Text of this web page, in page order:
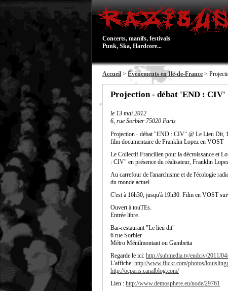
Concerts, manifs, festivals
Punk, Ska, Hardcore...
Accueil > Évènements en Ile-de-France >
Projection - débat 'END : CIV'
le 13 mai 2012
6, rue Sorbier 75020 Paris
Projection - débat "END : CIV" @ Le Lieu Dit,
film documentaire de Franklin Lopez en VOST
Le Collectif Francilien pour la décroissance et
: CIV" en présence du réalisateur, Franklin
Au carrefour de l'anarchisme et de l'écologie
du monde actuel.
C'est à 16h30, jusqu'à 19h30. Film en VOST
Ouvert à touTEs.
Entrée libre.
Bar-restaurant "Le lieu dit"
6 rue Sorbier
Métro Ménilmontant ou Gambetta
Regarde le ici: http://submedia.tv/endciv/2011/
L'affiche: http://www.flickr.com/photos/
http://ocparis.canalblog.com/
Lien : http://www.demosphere.eu/node/29761